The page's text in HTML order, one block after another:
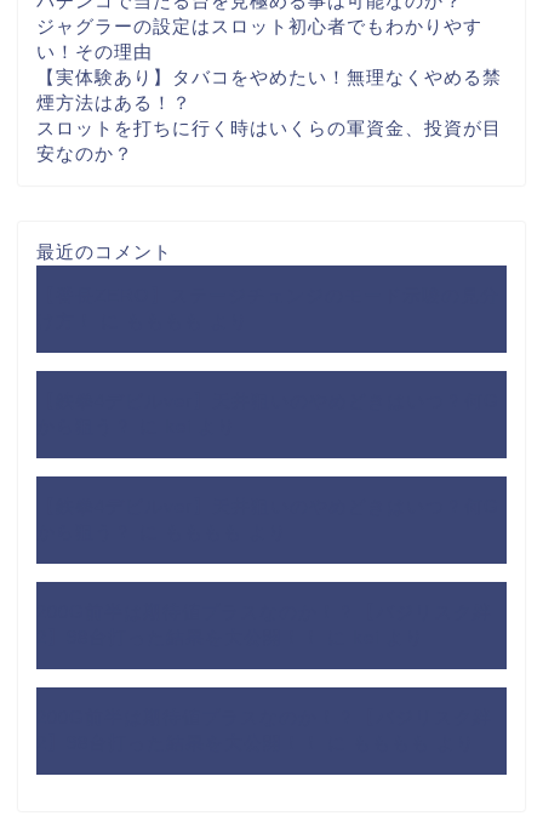
ジャグラーの設定はスロット初心者でもわかりやす
い！その理由
【実体験あり】タバコをやめたい！無理なくやめる禁
煙方法はある！？
スロットを打ちに行く時はいくらの軍資金、投資が目
安なのか？
最近のコメント